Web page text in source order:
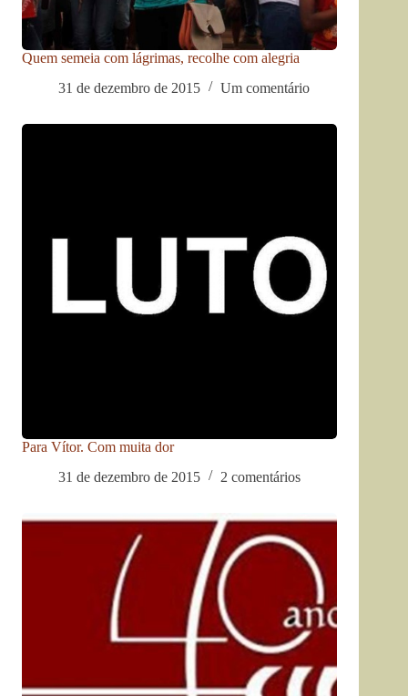
Quem semeia com lágrimas, recolhe com alegria
31 de dezembro de 2015
Um comentário
Para Vítor. Com muita dor
31 de dezembro de 2015
2 comentários